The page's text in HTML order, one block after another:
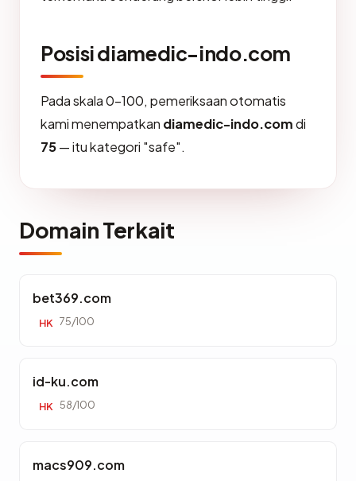
Posisi diamedic-indo.com
Pada skala 0-100, pemeriksaan otomatis
kami menempatkan diamedic-indo.comdi
75— itu kategori "safe".
Domain Terkait
bet369.com
HK 75/100
id-ku.com
HK 58/100
macs909.com